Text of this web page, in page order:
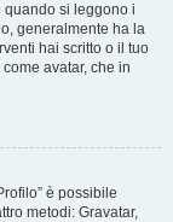
quando si leggono i
generalmente ha la
hai scritto o il tuo
avatar, che in
è possibile
metodi: Gravatar,